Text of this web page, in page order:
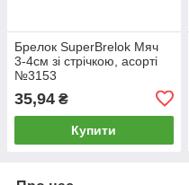
Брелок SuperBrelok Мяч
3-4см зі стрічкою, асорті
№3153
35,94 ₴
Купити